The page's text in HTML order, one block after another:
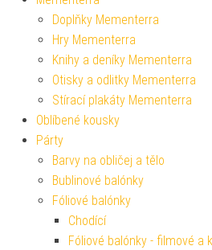
Doplňky Mementerra
Hry Mementerra
Knihy a deníky Mementerra
Otisky a odlitky Mementerra
Stírací plakáty Mementerra
Oblíbené kousky
Párty
Barvy na obličej a tělo
Bublinové balónky
Fóliové balónky
Chodící
Fóliové balónky - filmové a